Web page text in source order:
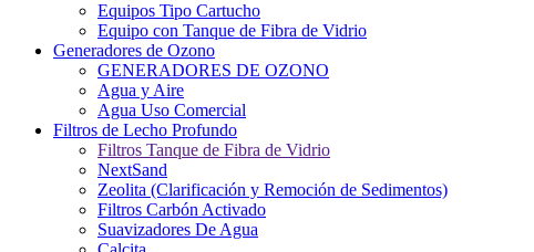
Equipos Tipo Cartucho
Equipo con Tanque de Fibra de Vidrio
Generadores de Ozono
GENERADORES DE OZONO
Agua y Aire
Agua Uso Comercial
Filtros de Lecho Profundo
Filtros Tanque de Fibra de Vidrio
NextSand
Zeolita (Clarificación y Remoción de Sedimentos)
Filtros Carbón Activado
Suavizadores De Agua